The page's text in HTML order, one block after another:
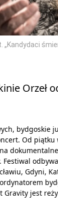
Orzeł
bydgoskie
Od piątku
Gdyni,
Gravity jest